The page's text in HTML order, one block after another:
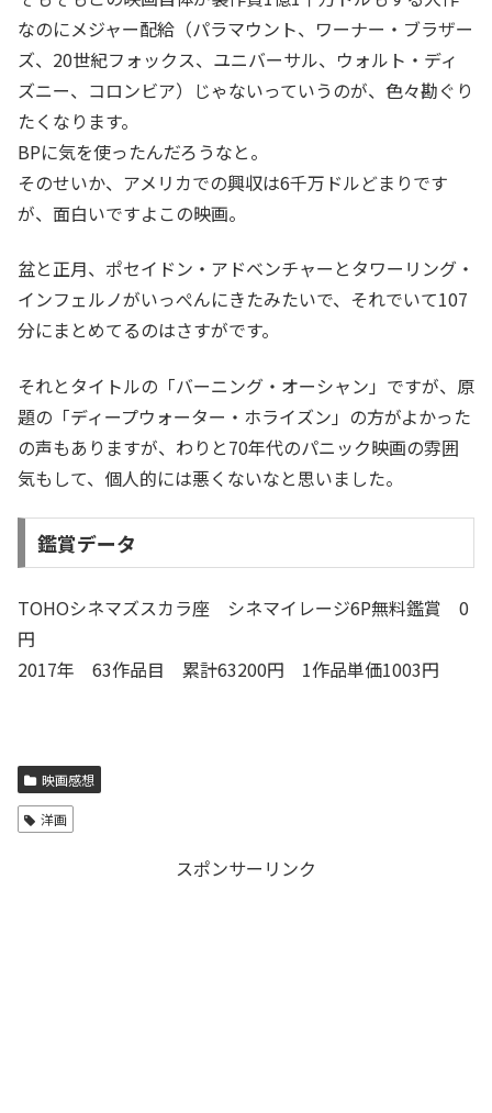
なのにメジャー配給（パラマウント、ワーナー・ブラザー
ズ、20世紀フォックス、ユニバーサル、ウォルト・ディ
ズニー、コロンビア）じゃないっていうのが、色々勘ぐり
たくなります。
BPに気を使ったんだろうなと。
そのせいか、アメリカでの興収は6千万ドルどまりです
が、面白いですよこの映画。
盆と正月、ポセイドン・アドベンチャーとタワーリング・
インフェルノがいっぺんにきたみたいで、それでいて107
分にまとめてるのはさすがです。
それとタイトルの「バーニング・オーシャン」ですが、原
題の「ディープウォーター・ホライズン」の方がよかった
の声もありますが、わりと70年代のパニック映画の雰囲
気もして、個人的には悪くないなと思いました。
鑑賞データ
TOHOシネマズスカラ座 シネマイレージ6P無料鑑賞 0
円
2017年 63作品目 累計63200円 1作品単価1003円
映画感想
洋画
スポンサーリンク